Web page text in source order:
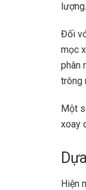
Đối
mọc
phân
trông
Một
xoay
Hiện